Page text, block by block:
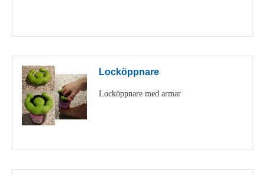
Locköppnare
Locköppnare med armar